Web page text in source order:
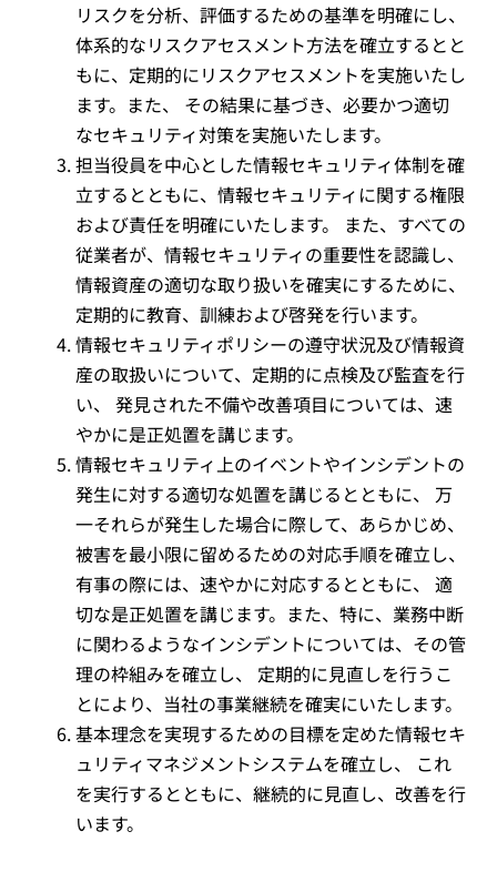
リスクを分析、評価するための基準を明確にし、
体系的なリスクアセスメント方法を確立するとと
もに、定期的にリスクアセスメントを実施いたし
ます。また、 その結果に基づき、必要かつ適切
なセキュリティ対策を実施いたします。
担当役員を中心とした情報セキュリティ体制を確
立するとともに、情報セキュリティに関する権限
および責任を明確にいたします。 また、すべての
従業者が、情報セキュリティの重要性を認識し、
情報資産の適切な取り扱いを確実にするために、
定期的に教育、訓練および啓発を行います。
情報セキュリティポリシーの遵守状況及び情報資
産の取扱いについて、定期的に点検及び監査を行
い、 発見された不備や改善項目については、速
やかに是正処置を講じます。
情報セキュリティ上のイベントやインシデントの
発生に対する適切な処置を講じるとともに、 万
一それらが発生した場合に際して、あらかじめ、
被害を最小限に留めるための対応手順を確立し、
有事の際には、速やかに対応するとともに、 適
切な是正処置を講じます。また、特に、業務中断
に関わるようなインシデントについては、その管
理の枠組みを確立し、 定期的に見直しを行うこ
とにより、当社の事業継続を確実にいたします。
基本理念を実現するための目標を定めた情報セキ
ュリティマネジメントシステムを確立し、 これ
を実行するとともに、継続的に見直し、改善を行
います。